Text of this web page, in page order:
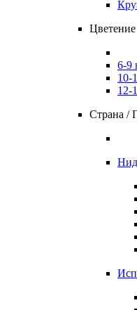
Цветение
6-9
10-
12-
Страна /